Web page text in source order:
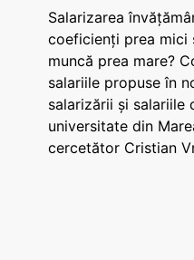
Salarizarea
coeficienți prea mici
muncă prea mare?
salariile propuse în
salarizării și salariile
universitate din
cercetător Cristian